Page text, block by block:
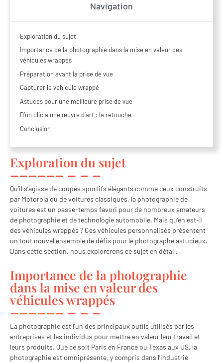
Navigation
Exploration du sujet
Importance de la photographie dans la mise en valeur des
véhicules wrappés
Préparation avant la prise de vue
Capturer le véhicule wrappé
Astuces pour une meilleure prise de vue
D’un clic à une œuvre d’art : la retouche
Conclusion
Exploration du sujet
Qu’il s’agisse de coupés sportifs élégants comme ceux construits
par Motorola ou de voitures classiques, la photographie de
voitures est un passe-temps favori pour de nombreux amateurs
de photographie et de technologie automobile. Mais qu’en est-il
des véhicules wrappés ? Ces véhicules personnalisés présentent
un tout nouvel ensemble de défis pour le photographe astucieux.
Dans cette section, nous explorerons ce sujet en détail.
Importance de la photographie
dans la mise en valeur des
véhicules wrappés
La photographie est l’un des principaux outils utilisés par les
entreprises et les individus pour mettre en valeur leur travail et
leurs produits. Que ce soit Paris en France ou Texas aux US, la
photographie est omniprésente, y compris dans l’industrie